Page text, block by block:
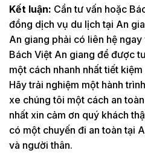
Kết luận: Cần tư vấn hoặc
đồng dịch vụ du lịch tại An
An giang phải có liên hệ
Bách Việt An giang để được
một cách nhanh nhất tiết
Hãy trải nghiệm một hành
xe chúng tôi một cách an
nhất xin cảm ơn quý khách
có một chuyến đi an toàn tại
và người thân.